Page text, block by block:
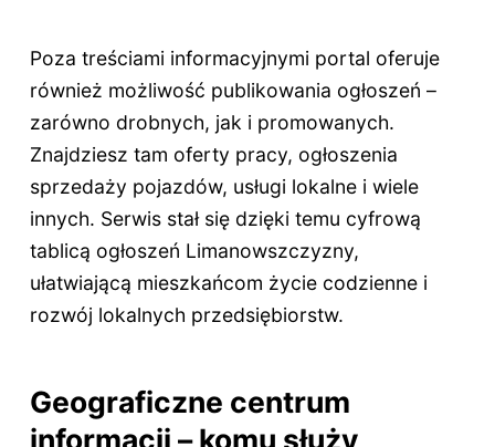
Poza treściami informacyjnymi portal oferuje
również możliwość publikowania ogłoszeń –
zarówno drobnych, jak i promowanych.
Znajdziesz tam oferty pracy, ogłoszenia
sprzedaży pojazdów, usługi lokalne i wiele
innych. Serwis stał się dzięki temu cyfrową
tablicą ogłoszeń Limanowszczyzny,
ułatwiającą mieszkańcom życie codzienne i
rozwój lokalnych przedsiębiorstw.
Geograficzne centrum
informacji – komu służy